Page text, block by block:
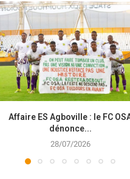
Affaire ES Agboville : le FC
dénonce...
28/07/2026